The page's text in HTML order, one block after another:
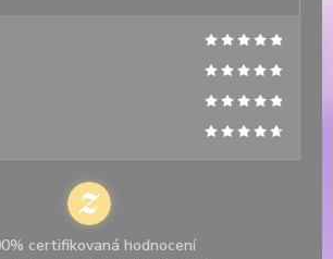
certifikovaná hodnocení